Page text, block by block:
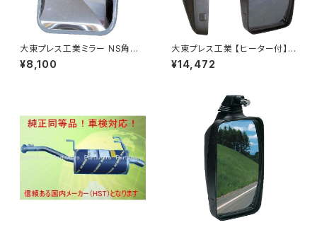
大東プレス工業ミラー NS角型
トレーラーﾐﾗｰ (SUS) L013 DI
-58SUS
¥8,100
大東プレス工業 【ヒーター付】ハ
イウェイミラー ヒーター付 100
0R DI-5101CXY
¥14,472